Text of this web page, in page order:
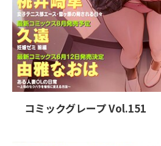
コミックグレープ Vol.151